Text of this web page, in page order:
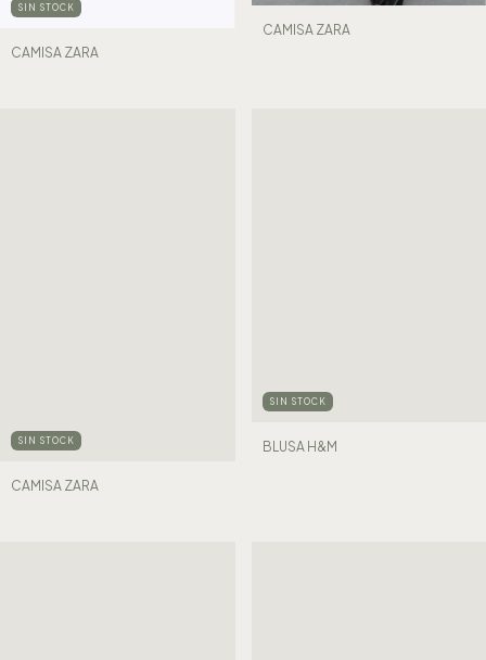
SIN STOCK
CAMISA ZARA
CAMISA ZARA
SIN STOCK
CAMISA ZARA
SIN STOCK
BLUSA H&M